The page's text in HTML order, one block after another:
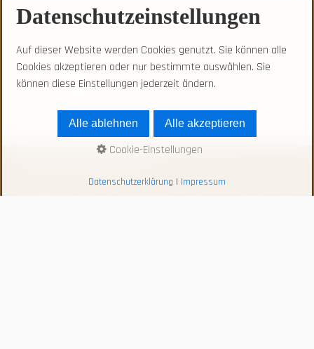
Datenschutzeinstellungen
Auf dieser Website werden Cookies genutzt. Sie können alle
Cookies akzeptieren oder nur bestimmte auswählen. Sie
können diese Einstellungen jederzeit ändern.
Alle ablehnen Alle akzeptieren
Cookie-Einstellungen
Datenschutzerklärung | Impressum